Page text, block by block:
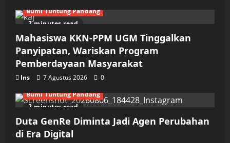
2 minutes read
Bumi Tuntung Pandang
Mahasiswa KKN-PPM UGM Tinggalkan
Panyipatan, Wariskan Program
Pemberdayaan Masyarakat
Ins 7 Agustus 2026 0
2 minutes read
Bumi Tuntung Pandang
Duta GenRe Diminta Jadi Agen Perubahan
di Era Digital